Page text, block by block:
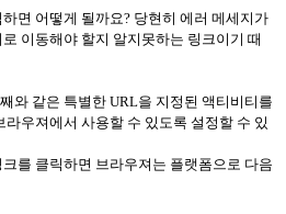
면 어떻게 될까요? 당현히 에러 메세지가
이동해야 할지 알지못하는 링크이기 때
와 같은 특별한 URL을 지정된 액티비티를
우져에서 사용할 수 있도록 설정할 수 있
를 클릭하면 브라우져는 플랫폼으로 다음